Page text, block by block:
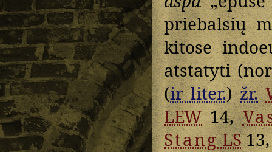
priebalsių
kitose
atstatyti
(ir liter.)žr.
LEW14,
StangLS